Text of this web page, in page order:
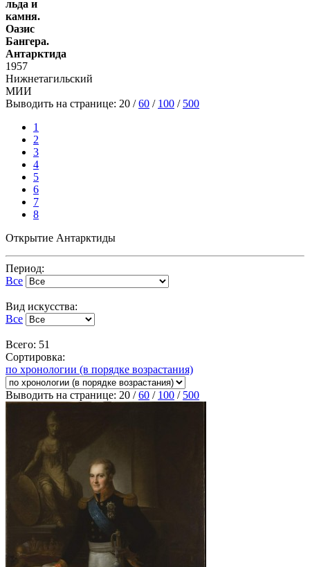
льда и
камня.
Оазис
Бангера.
Антарктида
1957
Нижнетагильский
МИИ
Выводить на странице: 20 /60 / 100 / 500
1
2
3
4
5
6
7
8
Открытие Антарктиды
Период:
Все
Вид искусства:
Все
Всего: 51
Сортировка:
по хронологии (в порядке возрастания)
Выводить на странице: 20 /60 / 100 / 500